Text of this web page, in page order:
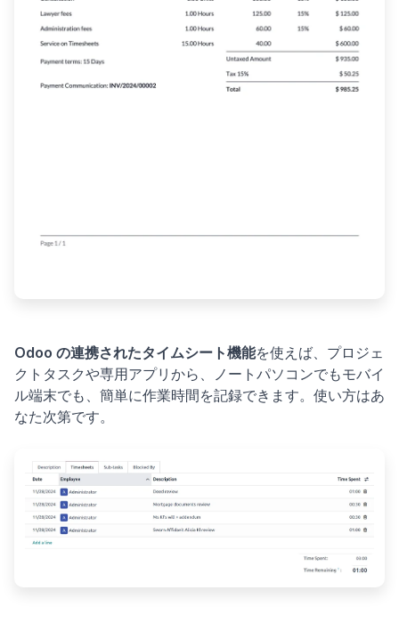
Odoo の連携されたタイムシート機能を使えば、プロジェ
クトタスクや専用アプリから、ノートパソコンでもモバイ
ル端末でも、簡単に作業時間を記録できます。使い方はあ
なた次第です。